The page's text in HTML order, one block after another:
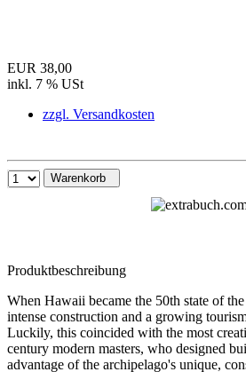
EUR 38,00
inkl. 7 % USt
zzgl. Versandkosten
Warenkorb
Produktbeschreibung
When Hawaii became the 50th state of
intense construction and a growing
Luckily, this coincided with the most
century modern masters, who designed
advantage of the archipelago's unique,